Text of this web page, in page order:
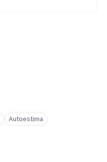
Autoestima